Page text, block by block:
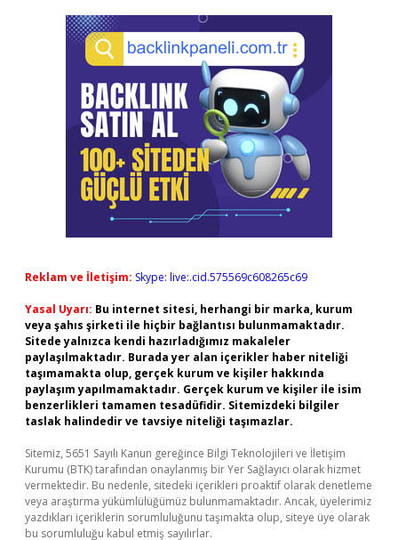
Reklam ve İletişim: Skype: live:.cid.575569c608265c69
Yasal Uyarı: Bu internet sitesi, herhangi bir marka, kurum
veya şahıs şirketi ile hiçbir bağlantısı bulunmamaktadır.
Sitede yalnızca kendi hazırladığımız makaleler
paylaşılmaktadır. Burada yer alan içerikler haber niteliği
taşımamakta olup, gerçek kurum ve kişiler hakkında
paylaşım yapılmamaktadır. Gerçek kurum ve kişiler ile isim
benzerlikleri tamamen tesadüfidir. Sitemizdeki bilgiler
taslak halindedir ve tavsiye niteliği taşımazlar.
Sitemiz, 5651 Sayılı Kanun gereğince Bilgi Teknolojileri ve İletişim
Kurumu (BTK) tarafından onaylanmış bir Yer Sağlayıcı olarak hizmet
vermektedir. Bu nedenle, sitedeki içerikleri proaktif olarak denetleme
veya araştırma yükümlülüğümüz bulunmamaktadır. Ancak, üyelerimiz
yazdıkları içeriklerin sorumluluğunu taşımakta olup, siteye üye olarak
bu sorumluluğu kabul etmiş sayılırlar.